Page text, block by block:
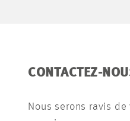
CONTACTEZ-
Nous serons ravis de